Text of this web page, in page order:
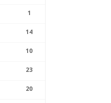
1
14
10
23
20